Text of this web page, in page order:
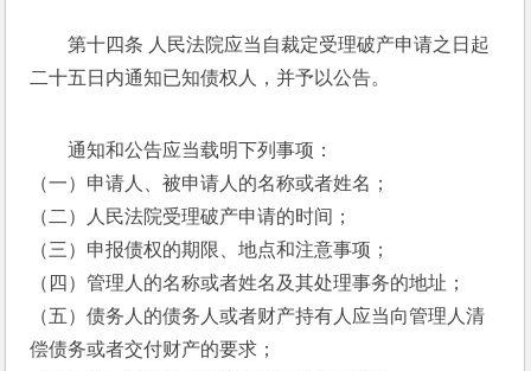
第十四条 人民法院应当自裁定受理破产申请之日起
二十五日内通知已知债权人，并予以公告。
通知和公告应当载明下列事项：
（一）申请人、被申请人的名称或者姓名；
（二）人民法院受理破产申请的时间；
（三）申报债权的期限、地点和注意事项；
（四）管理人的名称或者姓名及其处理事务的地址；
（五）债务人的债务人或者财产持有人应当向管理人清
偿债务或者交付财产的要求；